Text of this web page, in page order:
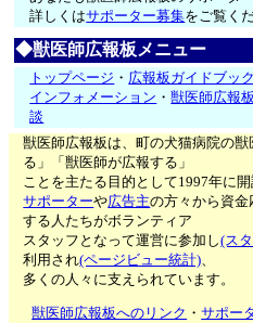
詳しくはサポーター募集をご覧く
◆獣医師広報板メニュー
トップページ ・ 広報板ガイドブック
インフォメーション ・獣医師広報
談
獣医師広報板は、町の犬猫病院の獣
る」「獣医師が広報する」
ことを主たる目的として1997年に
サポーターや広告主の方々から資金
する人たちがボランティア
スタッフとなって運営に参加し(ス
利用され(ページビュー統計)、
多くの人々に支えられています。
獣医師広報板へのリンク ・サポー